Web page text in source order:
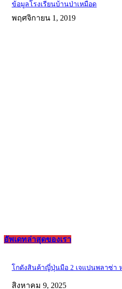
ข้อมูลโรงเรียนบ้านป่าเหมือด
พฤศจิกายน 1, 2019
อัพเดทล่าสุดของเรา
โกดังสินค้าญี่ปุ่นมือ 2 เจแปนพลาซ่า
สิงหาคม 9, 2025